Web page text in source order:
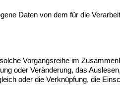
Daten von dem für die
Vorgangsreihe im
oder Veränderung, das
oder die Verknüpfung, die